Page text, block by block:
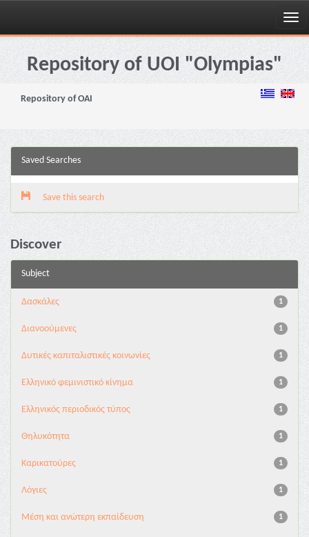
Skip
navigationRepository of UOI "Olympias"
Repository of OAI
Saved Searches
Save this search
Discover
Subject
1
Δασκάλες
1
Διανoούμενες
1
Δυτικές καπιταλιστικές κοινωνίες
1
Ελληνικό φεμινιστικό κίνημα
1
Ελληνικός περιοδικός τύπος
1
Θηλυκότητα
1
Καρικατούρες
1
Λόγιες
1
Μέση και ανώτερη εκπαίδευση